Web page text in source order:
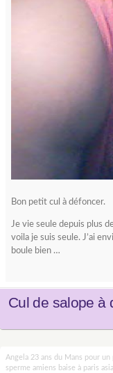
Bon petit cul à défoncer.
Je vie seule depuis plus
voila je suis seule. J’ai
boule bien …
Cul de salope à
Angela 23 ans du Mans pour un
sperme amiens baise à paris